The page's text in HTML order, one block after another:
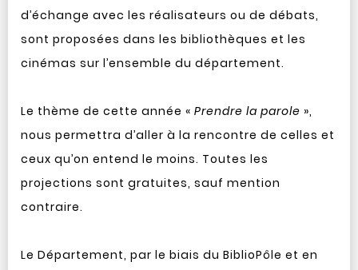
d’échange avec les réalisateurs ou de débats,
sont proposées dans les bibliothèques et les
cinémas sur l’ensemble du département.
Le thème de cette année « Prendre la parole »,
nous permettra d’aller à la rencontre de celles et
ceux qu’on entend le moins. Toutes les
projections sont gratuites, sauf mention
contraire.
Le Département, par le biais du BiblioPôle et en